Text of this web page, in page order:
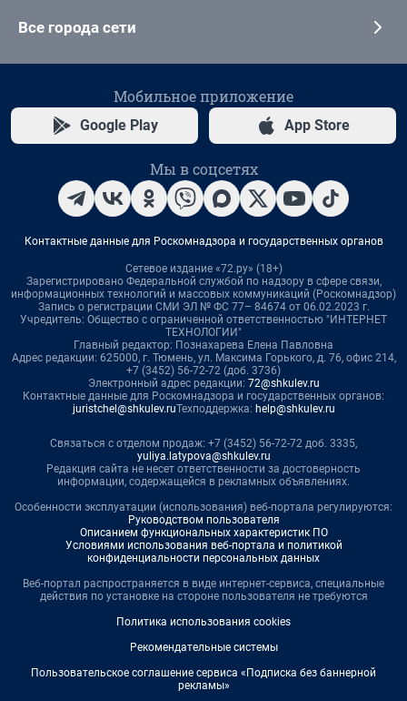
Все города сети
Мобильное приложение
Google Play App Store
Мы в соцсетях
Контактные данные для Роскомнадзора и государственных органов
Сетевое издание «72.ру» (18+)
Зарегистрировано Федеральной службой по надзору в сфере связи,
информационных технологий и массовых коммуникаций (Роскомнадзор)
Запись о регистрации СМИ ЭЛ № ФС 77– 84674 от 06.02.2023 г.
Учредитель: Общество с ограниченной ответственностью "ИНТЕРНЕТ
ТЕХНОЛОГИИ"
Главный редактор: Познахарева Елена Павловна
Адрес редакции: 625000, г. Тюмень, ул. Максима Горького, д. 76, офис 214,
+7 (3452) 56-72-72 (доб. 3736)
Электронный адрес редакции: 72@shkulev.ru
Контактные данные для Роскомнадзора и государственных органов:
juristchel@shkulev.ruТехподдержка: help@shkulev.ru
Связаться с отделом продаж: +7 (3452) 56-72-72 доб. 3335,
yuliya.latypova@shkulev.ru
Редакция сайта не несет ответственности за достоверность
информации, содержащейся в рекламных объявлениях.
Особенности эксплуатации (использования) веб-портала регулируются:
Руководством пользователя
Описанием функциональных характеристик ПО
Условиями использования веб-портала и политикой
конфиденциальности персональных данных
Веб-портал распространяется в виде интернет-сервиса, специальные
действия по установке на стороне пользователя не требуются
Политика использования cookies
Рекомендательные системы
Пользовательское соглашение сервиса «Подписка без баннерной
рекламы»